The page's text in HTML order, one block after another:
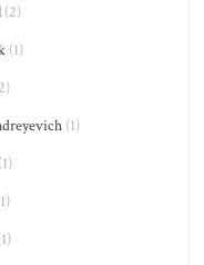
(2)
(1)
(1)
(1)